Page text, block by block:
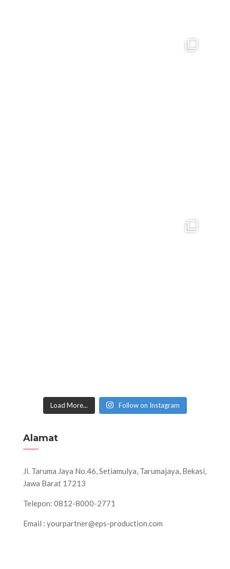
Load More... Follow on Instagram
Alamat
Jl. Taruma Jaya No.46, Setiamulya, Tarumajaya, Bekasi,
Jawa Barat 17213
Telepon: 0812-8000-2771
Email : yourpartner@eps-production.com